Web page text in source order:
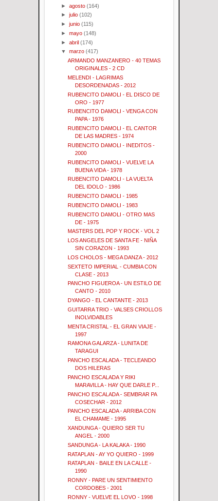
►agosto (164)
►julio (102)
►junio (115)
►mayo (148)
►abril (174)
▼marzo (417)
ARMANDO MANZANERO - 40 TEMAS
ORIGINALES - 2 CD
MELENDI - LAGRIMAS
DESORDENADAS - 2012
RUBENCITO DAMOLI - EL DISCO DE
ORO - 1977
RUBENCITO DAMOLI - VENGA CON
PAPA - 1976
RUBENCITO DAMOLI - EL CANTOR
DE LAS MADRES - 1974
RUBENCITO DAMOLI - INEDITOS -
2000
RUBENCITO DAMOLI - VUELVE LA
BUENA VIDA - 1978
RUBENCITO DAMOLI - LA VUELTA
DEL IDOLO - 1986
RUBENCITO DAMOLI - 1985
RUBENCITO DAMOLI - 1983
RUBENCITO DAMOLI - OTRO MAS
DE - 1975
MASTERS DEL POP Y ROCK - VOL 2
LOS ANGELES DE SANTA FE - NIÑA
SIN CORAZON - 1993
LOS CHOLOS - MEGA DANZA - 2012
SEXTETO IMPERIAL - CUMBIA CON
CLASE - 2013
PANCHO FIGUEROA - UN ESTILO DE
CANTO - 2010
DYANGO - EL CANTANTE - 2013
GUITARRA TRIO - VALSES CRIOLLOS
INOLVIDABLES
MENTA CRISTAL - EL GRAN VIAJE -
1997
RAMONA GALARZA - LUNITA DE
TARAGUI
PANCHO ESCALADA - TECLEANDO
DOS HILERAS
PANCHO ESCALADA Y RIKI
MARAVILLA - HAY QUE DARLE P...
PANCHO ESCALADA - SEMBRAR PA
COSECHAR - 2012
PANCHO ESCALADA - ARRIBA CON
EL CHAMAME - 1995
XANDUNGA - QUIERO SER TU
ANGEL - 2000
SANDUNGA - LA KALAKA - 1990
RATAPLAN - AY YO QUIERO - 1999
RATAPLAN - BAILE EN LA CALLE -
1990
RONNY - PARE UN SENTIMIENTO
CORDOBES - 2001
RONNY - VUELVE EL LOVO - 1998